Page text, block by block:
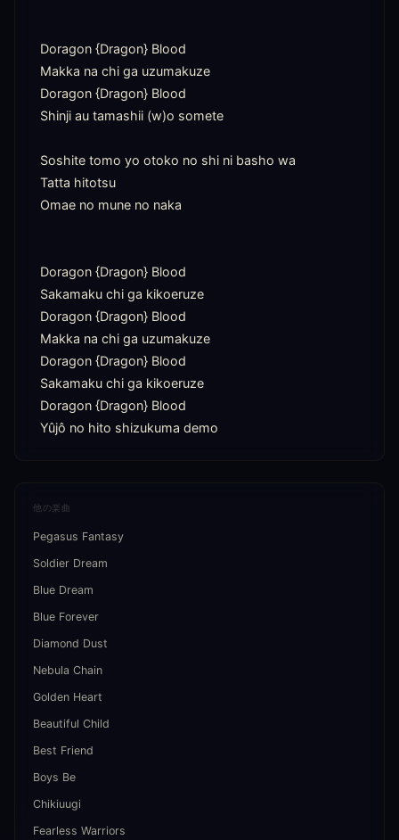
Doragon {Dragon} Blood
Makka na chi ga uzumakuze
Doragon {Dragon} Blood
Shinji au tamashii (w)o somete
Soshite tomo yo otoko no shi ni basho wa
Tatta hitotsu
Omae no mune no naka
Doragon {Dragon} Blood
Sakamaku chi ga kikoeruze
Doragon {Dragon} Blood
Makka na chi ga uzumakuze
Doragon {Dragon} Blood
Sakamaku chi ga kikoeruze
Doragon {Dragon} Blood
Yûjô no hito shizukuma demo
他の楽曲
Pegasus Fantasy
Soldier Dream
Blue Dream
Blue Forever
Diamond Dust
Nebula Chain
Golden Heart
Beautiful Child
Best Friend
Boys Be
Chikiuugi
Fearless Warriors